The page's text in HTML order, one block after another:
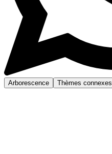
Arborescence Thèmes connexes